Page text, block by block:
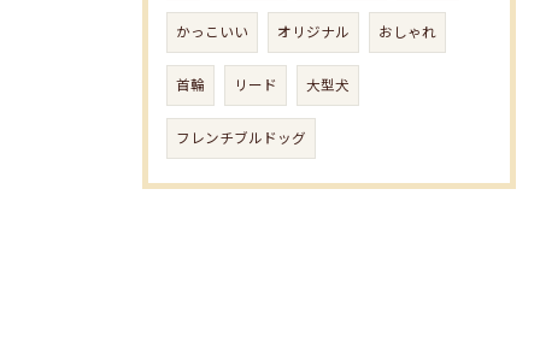
かっこいい オリジナル おしゃれ
首輪 リード 大型犬
フレンチブルドッグ